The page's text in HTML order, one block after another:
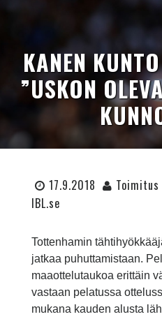
KANEN
”USKON
17.9.2018 Toimitus
IBL.se
Tottenhamin
jatkaa puhuttamistaan.
maaottelutaukoa erittäin
vastaan pelatussa
mukana kauden alusta